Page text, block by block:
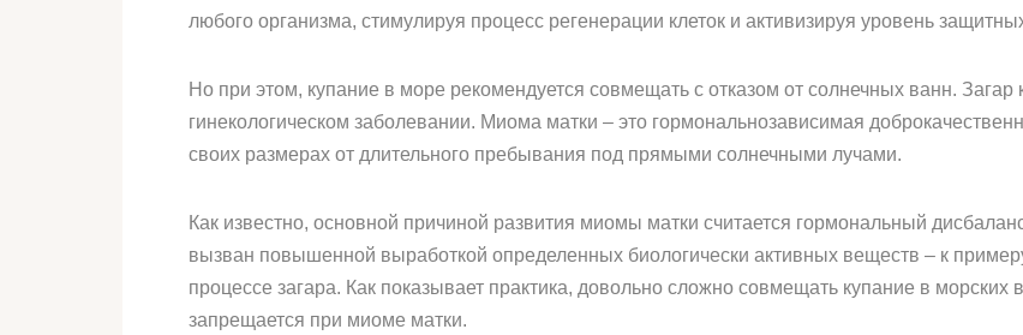
любого организма, стимулируя процесс регенерации клеток и активизируя уровень
Но при этом, купание в море рекомендуется совмещать с отказом от солнечных ванн. Загар
гинекологическом заболевании. Миома матки – это гормональнозависимая
своих размерах от длительного пребывания под прямыми солнечными лучами.
Как известно, основной причиной развития миомы матки считается гормональный
вызван повышенной выработкой определенных биологически активных веществ – к
процессе загара. Как показывает практика, довольно сложно совмещать купание в морских
запрещается при миоме матки.